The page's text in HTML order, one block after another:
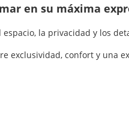
en su máxima
la privacidad y los
exclusividad, confort y una